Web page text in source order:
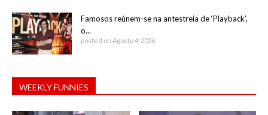
Famosos reúnem-se na antestreia de ‘Playback’,
o...
posted on Agosto 4, 2026
WEEKLY FUNNIES